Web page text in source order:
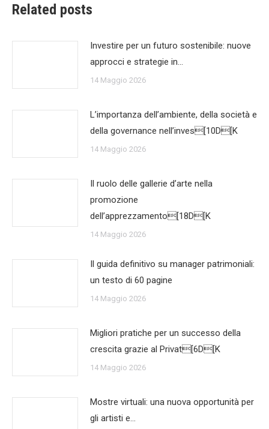
Related posts
Investire per un futuro sostenibile: nuove
approcci e strategie in…
14 Maggio 2026
L’importanza dell’ambiente, della società e
della governance nell’inves[10D[K
14 Maggio 2026
Il ruolo delle gallerie d’arte nella
promozione
dell’apprezzamento[18D[K
14 Maggio 2026
Il guida definitivo su manager patrimoniali:
un testo di 60 pagine
14 Maggio 2026
Migliori pratiche per un successo della
crescita grazie al Privat[6D[K
14 Maggio 2026
Mostre virtuali: una nuova opportunità per
gli artisti e…